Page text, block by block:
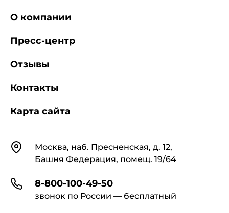
КонтактыМосква, наб. Пресненская, д. 12,
Башня Федерация, помещ. 19/64
8-800-100-49-50
звонок по России — бесплатный
О компании
Пресс-центр
Отзывы
Контакты
Карта сайта